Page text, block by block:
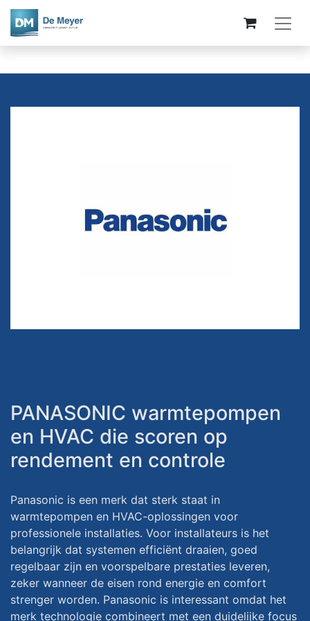
PANASONIC warmtepompen
en HVAC die scoren op
rendement en controle
Panasonic is een merk dat sterk staat in
warmtepompen en HVAC-oplossingen voor
professionele installaties. Voor installateurs is het
belangrijk dat systemen efficiënt draaien, goed
regelbaar zijn en voorspelbare prestaties leveren,
zeker wanneer de eisen rond energie en comfort
strenger worden. Panasonic is interessant omdat het
merk technologie combineert met een duidelijke focus